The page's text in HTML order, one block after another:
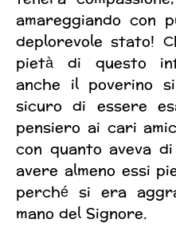
amareggiando con
deplorevole stato!
pietà di questo
anche il poverino
sicuro di essere
pensiero ai cari
con quanto aveva
avere almeno essi
perché si era
mano del Signore.